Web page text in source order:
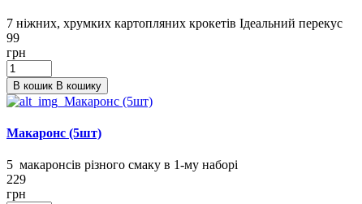
7 ніжних, хрумких картопляних крокетів Ідеальний перекус
99
грн
В кошик В кошику
Макаронс (5шт)
5 макаронcів різного смаку в 1-му наборі
229
грн